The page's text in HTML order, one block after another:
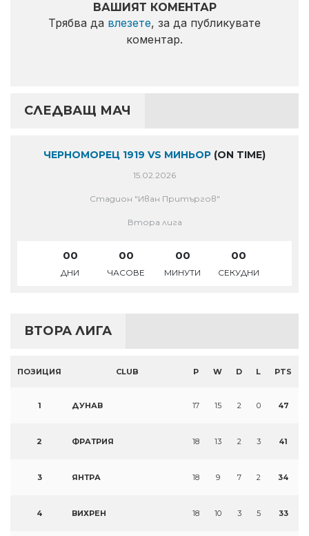
ВАШИЯТ КОМЕНТАР
Трябва да влезете, за да публикувате
коментар.
СЛЕДВАЩ МАЧ
ЧЕРНОМОРЕЦ 1919 VS МИНЬОР (ON TIME)
15.02.2026
Стадион "Иван Притъргов"
Втора лига
00
ДНИ
00
ЧАСОВЕ
00
МИНУТИ
00
СЕКУДНИ
ВТОРА ЛИГА
ПОЗИЦИЯ CLUB P W D L PTS
1 ДУНАВ 17 15 2 0 47
2 ФРАТРИЯ 18 13 2 3 41
3 ЯНТРА 18 9 7 2 34
4 ВИХРЕН 18 10 3 5 33